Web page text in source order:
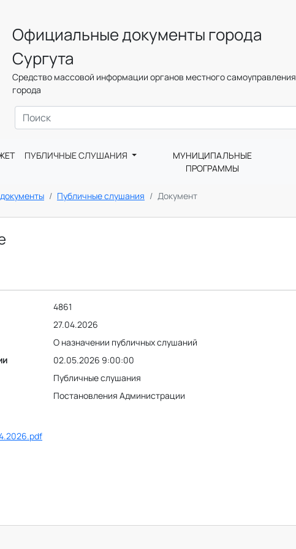
Официальные документы города
Сургута
Средство массовой информации органов местного самоуправления
города
ПУБЛИЧНЫЕ СЛУШАНИЯ
МУНИЦИПАЛЬНЫЕ
ПРОГРАММЫ
Публичные слушания Документ
4861
27.04.2026
О назначении публичных слушаний
02.05.2026 9:00:00
Публичные слушания
Постановления Администрации